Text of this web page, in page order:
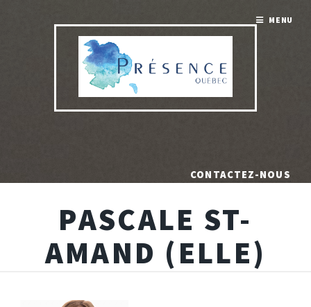
CONTACTEZ-NOUS
PASCALE ST-
AMAND (ELLE)
MENU